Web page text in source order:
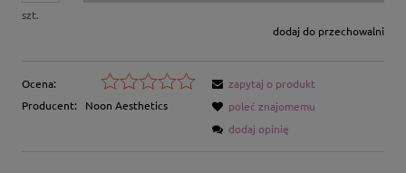
szt.
dodaj do przechowalni
Ocena:
Producent:
Noon Aesthetics
zapytaj o produkt
poleć znajomemu
dodaj opinię